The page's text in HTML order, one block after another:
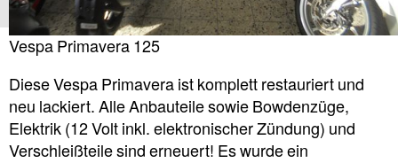
Vespa Primavera 125
Diese Vespa Primavera ist komplett restauriert und
neu lackiert. Alle Anbauteile sowie Bowdenzüge,
Elektrik (12 Volt inkl. elektronischer Zündung) und
Verschleißteile sind erneuert! Es wurde ein